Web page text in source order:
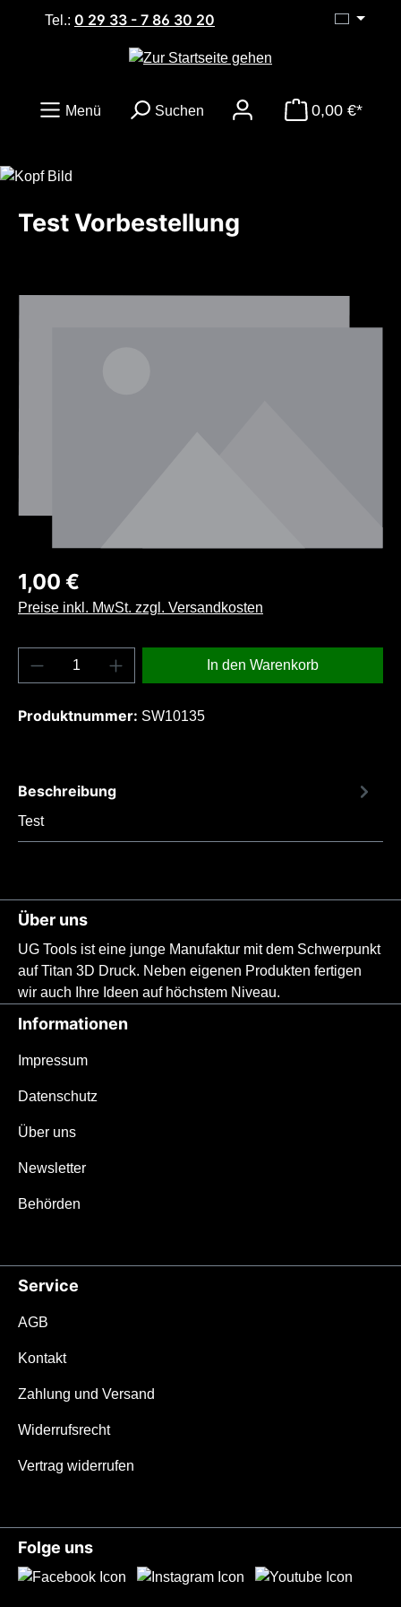
Zum Hauptinhalt springen
Tel.: 0 29 33 - 7 86 30 20
Menü Suchen 0,00 €*
Test Vorbestellung
Bildergalerie überspringen
Regulärer Preis:
1,00 €
Preise inkl. MwSt. zzgl. Versandkosten
Produkt Anzahl: Gib den gewünschten
In den Warenkorb
Produktnummer: SW10135
Beschreibung
Test
Über uns
UG Tools ist eine junge Manufaktur mit dem Schwerpunkt
auf Titan 3D Druck. Neben eigenen Produkten fertigen
wir auch Ihre Ideen auf höchstem Niveau.
Informationen
Impressum
Datenschutz
Über uns
Newsletter
Behörden
Service
AGB
Kontakt
Zahlung und Versand
Widerrufsrecht
Vertrag widerrufen
Folge uns